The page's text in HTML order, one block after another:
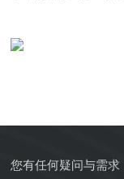
您有任何疑问与需